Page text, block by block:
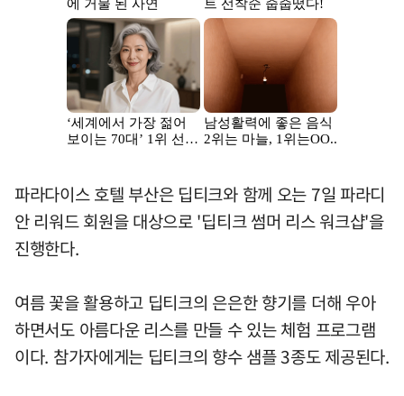
파라다이스 호텔 부산은 딥티크와 함께 오는 7일 파라디
안 리워드 회원을 대상으로 '딥티크 썸머 리스 워크샵'을
진행한다.
여름 꽃을 활용하고 딥티크의 은은한 향기를 더해 우아
하면서도 아름다운 리스를 만들 수 있는 체험 프로그램
이다. 참가자에게는 딥티크의 향수 샘플 3종도 제공된다.